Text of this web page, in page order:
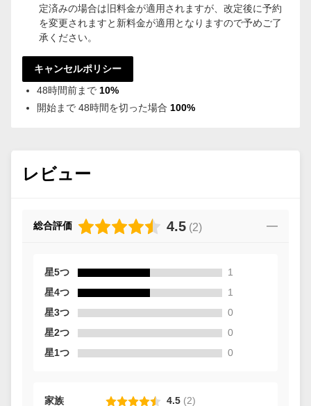
定済みの場合は旧料金が適用されますが、改定後に予約
を変更されますと新料金が適用となりますので予めご了
承ください。
キャンセルポリシー
48時間前まで 10%
開始まで 48時間を切った場合 100%
レビュー
総合評価 4.5 (2)
星5つ
1
星4つ
1
星3つ
0
星2つ
0
星1つ
0
家族 4.5 (2)